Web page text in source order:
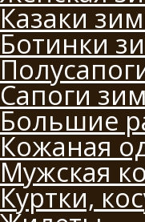
Казаки
Ботинки
Сапоги
Большие
Кожаная
Мужская
Куртки,